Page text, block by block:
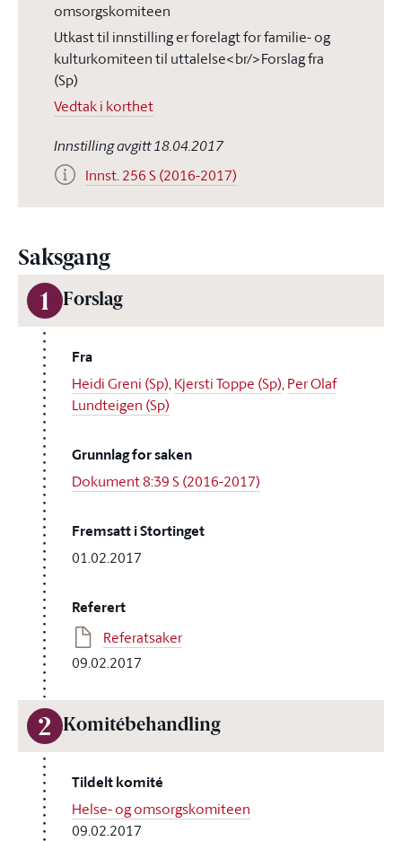
omsorgskomiteen
Utkast til innstilling er forelagt for familie- og
kulturkomiteen til uttalelse<br/>Forslag fra
(Sp)
Vedtak i korthet
Innstilling avgitt 18.04.2017
Innst. 256 S (2016-2017)
Saksgang
1 Forslag
Fra
Heidi Greni (Sp),Kjersti Toppe (Sp),Per Olaf
Lundteigen (Sp)
Grunnlag for saken
Dokument 8:39 S (2016-2017)
Fremsatt i Stortinget
01.02.2017
Referert
Referatsaker
09.02.2017
2 Komitébehandling
Tildelt komité
Helse- og omsorgskomiteen
09.02.2017